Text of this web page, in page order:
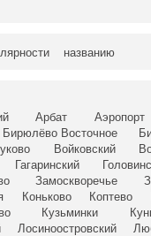
названию
Арбат Аэропорт
Бирюлёво Восточное
Войковский
Гагаринский
Замоскворечье
Коньково Коптево
Кузьминки
Лосиноостровский